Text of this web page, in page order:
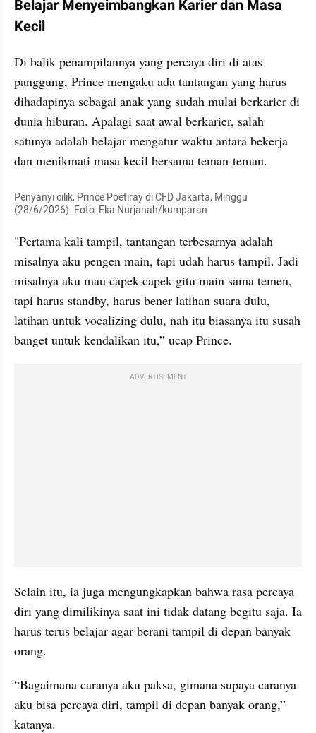
Belajar Menyeimbangkan Karier dan Masa
Kecil
Di balik penampilannya yang percaya diri di atas
panggung, Prince mengaku ada tantangan yang harus
dihadapinya sebagai anak yang sudah mulai berkarier di
dunia hiburan. Apalagi saat awal berkarier, salah
satunya adalah belajar mengatur waktu antara bekerja
dan menikmati masa kecil bersama teman-teman.
Penyanyi cilik, Prince Poetiray di CFD Jakarta, Minggu
(28/6/2026). Foto: Eka Nurjanah/kumparan
"Pertama kali tampil, tantangan terbesarnya adalah
misalnya aku pengen main, tapi udah harus tampil. Jadi
misalnya aku mau capek-capek gitu main sama temen,
tapi harus standby, harus bener latihan suara dulu,
latihan untuk vocalizing dulu, nah itu biasanya itu susah
banget untuk kendalikan itu,” ucap Prince.
ADVERTISEMENT
Selain itu, ia juga mengungkapkan bahwa rasa percaya
diri yang dimilikinya saat ini tidak datang begitu saja. Ia
harus terus belajar agar berani tampil di depan banyak
orang.
“Bagaimana caranya aku paksa, gimana supaya caranya
aku bisa percaya diri, tampil di depan banyak orang,”
katanya.